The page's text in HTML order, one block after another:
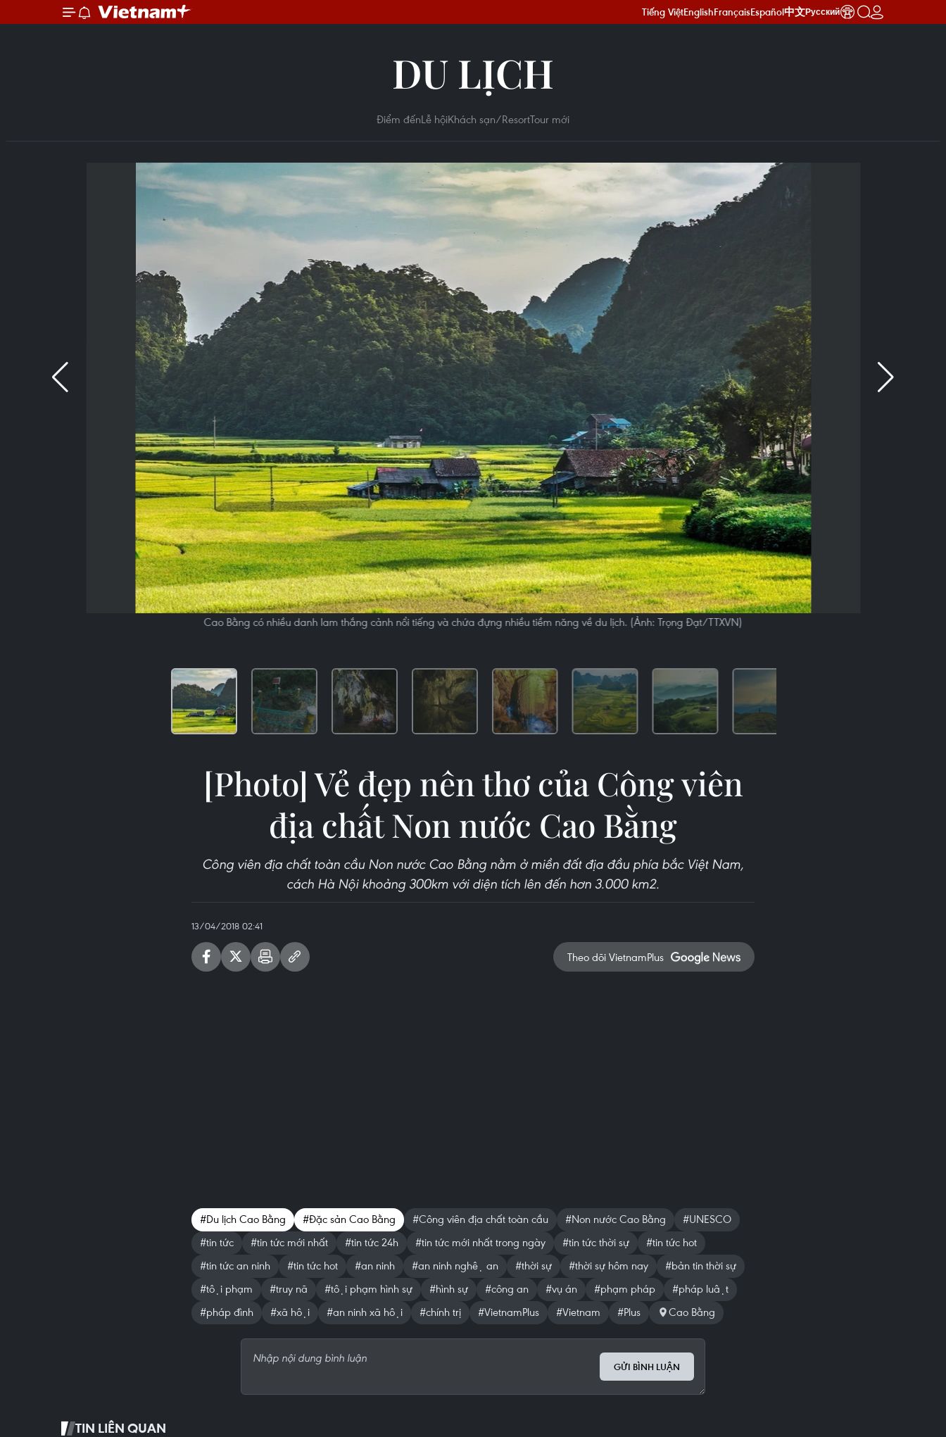
Tiếng ViệtEnglishFrançaisEspañol中文Русский
DU LỊCH
Điểm đếnLễ hộiKhách sạn/ResortTour mới
Cao Bằng có nhiều danh lam thắng cảnh nổi tiếng và chứa đựng nhiều tiềm năng về du lịch. (Ảnh: Trọng Đạt/TTXVN)
[Photo] Vẻ đẹp nên thơ của Công viên
địa chất Non nước Cao Bằng
Công viên địa chất toàn cầu Non nước Cao Bằng nằm ở miền đất địa đầu phía bắc Việt Nam,
cách Hà Nội khoảng 300km với diện tích lên đến hơn 3.000 km2.
13/04/2018 02:41
Theo dõi VietnamPlus
#Du lịch Cao Bằng #Đặc sản Cao Bằng #Công viên địa chất toàn cầu #Non nước Cao Bằng
#UNESCO
#tin tức
#tin tức mới nhất #tin tức 24h #tin tức mới nhất trong ngày #tin tức thời sự
#tin tức hot
#tin tức an ninh
#tin tức hot #an ninh #an ninh nghệ an #thời sự #thời sự hôm nay
#bản tin thời sự
#tội phạm
#truy nã #tội phạm hình sự #hình sự #công an #vụ án #phạm pháp
#pháp luật
#pháp đình
#xã hội #an ninh xã hội #chính trị #VietnamPlus #Vietnam #Plus Cao Bằng
GỬI BÌNH LUẬN
TIN LIÊN QUAN